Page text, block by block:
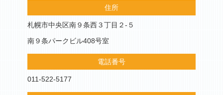
住所
札幌市中央区南９条西３丁目２-５
南９条パークビル408号室
電話番号
011-522-5177